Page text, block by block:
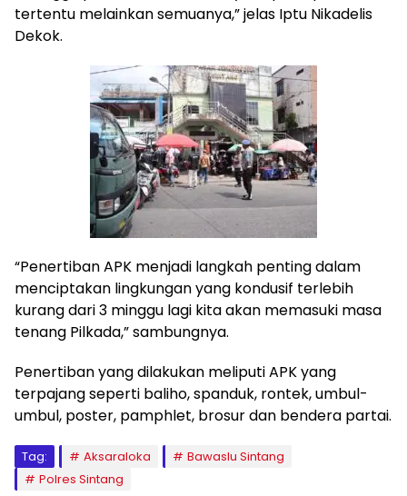
tertentu melainkan semuanya,” jelas Iptu Nikadelis
Dekok.
“Penertiban APK menjadi langkah penting dalam
menciptakan lingkungan yang kondusif terlebih
kurang dari 3 minggu lagi kita akan memasuki masa
tenang Pilkada,” sambungnya.
Penertiban yang dilakukan meliputi APK yang
terpajang seperti baliho, spanduk, rontek, umbul-
umbul, poster, pamphlet, brosur dan bendera partai.
Tag: Aksaraloka
Bawaslu Sintang
Polres Sintang